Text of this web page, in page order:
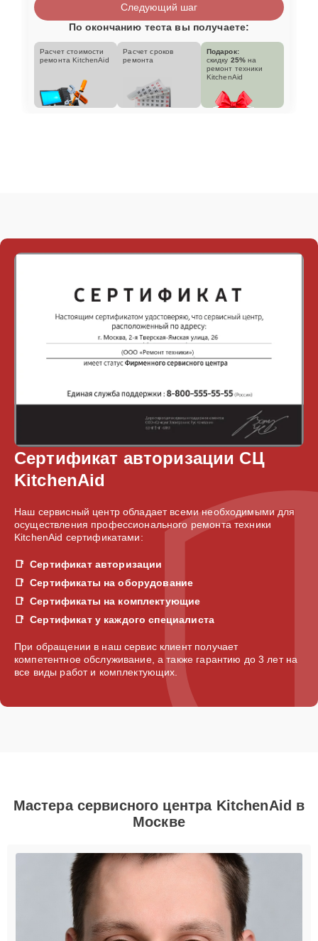
Следующий шаг
По окончанию теста вы получаете:
Расчет стоимости
ремонта KitchenAid
Расчет сроков
ремонта
Подарок:
скидку 25% на
ремонт техники
KitchenAid
Сертификат авторизации СЦ
KitchenAid
Наш сервисный центр обладает всеми необходимыми для
осуществления профессионального ремонта техники
KitchenAid сертификатами:
Сертификат авторизации
Сертификаты на оборудование
Сертификаты на комплектующие
Сертификат у каждого специалиста
При обращении в наш сервис клиент получает
компетентное обслуживание, а также гарантию до 3 лет на
все виды работ и комплектующих.
Мастера сервисного центра KitchenAid в
Москве